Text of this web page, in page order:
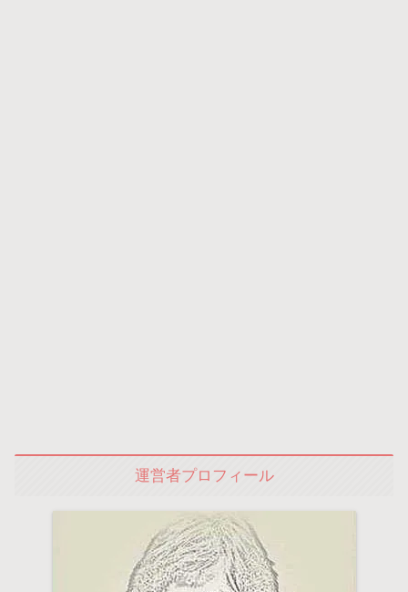
運営者プロフィール